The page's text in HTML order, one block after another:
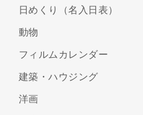
日めくり（名入日表）
動物
フィルムカレンダー
建築・ハウジング
洋画